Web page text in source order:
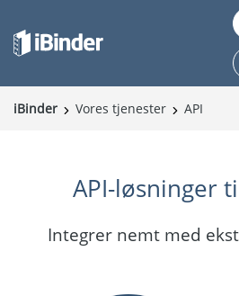
iBinder Vores tjenester API
API-løsninger
Integrer nemt med